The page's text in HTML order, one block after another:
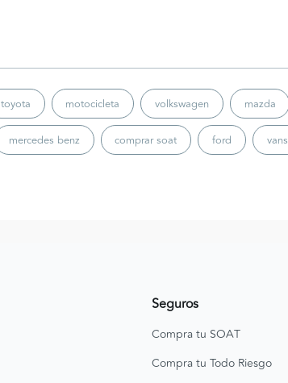
toyota motocicleta volkswagen mazda
mercedes benz comprar soat ford vans
Seguros
Compra tu SOAT
Compra tu Todo Riesgo